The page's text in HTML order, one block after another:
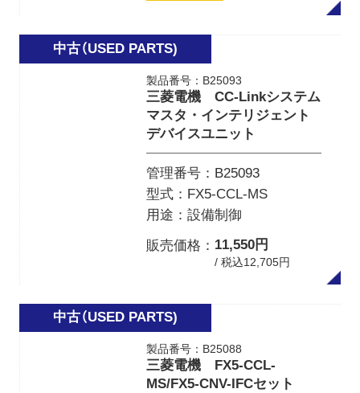
製品番号：B25093
三菱電機 CC-Linkシステム
マスタ・インテリジェント
デバイスユニット
管理番号
B25093
型式
FX5-CCL-MS
用途
設備制御
販売価格
11,550円
/ 税込12,705円
製品番号：B25088
三菱電機 FX5-CCL-
MS/FX5-CNV-IFCセット